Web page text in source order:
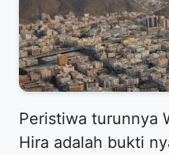
​Peristiwa turunnya
Hira adalah bukti